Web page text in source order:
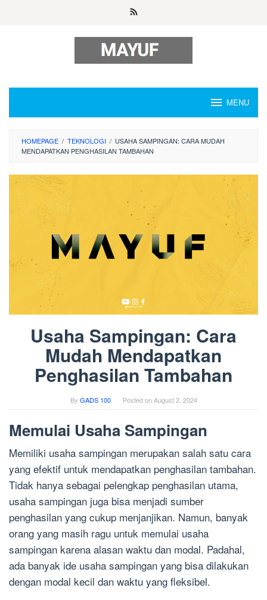
MENU
HOMEPAGE / TEKNOLOGI / USAHA SAMPINGAN: CARA MUDAH
MENDAPATKAN PENGHASILAN TAMBAHAN
Usaha Sampingan: Cara
Mudah Mendapatkan
Penghasilan Tambahan
By GADS 100 Posted onAugust 2, 2024
Memulai Usaha Sampingan
Memiliki usaha sampingan merupakan salah satu cara
yang efektif untuk mendapatkan penghasilan tambahan.
Tidak hanya sebagai pelengkap penghasilan utama,
usaha sampingan juga bisa menjadi sumber
penghasilan yang cukup menjanjikan. Namun, banyak
orang yang masih ragu untuk memulai usaha
sampingan karena alasan waktu dan modal. Padahal,
ada banyak ide usaha sampingan yang bisa dilakukan
dengan modal kecil dan waktu yang fleksibel.